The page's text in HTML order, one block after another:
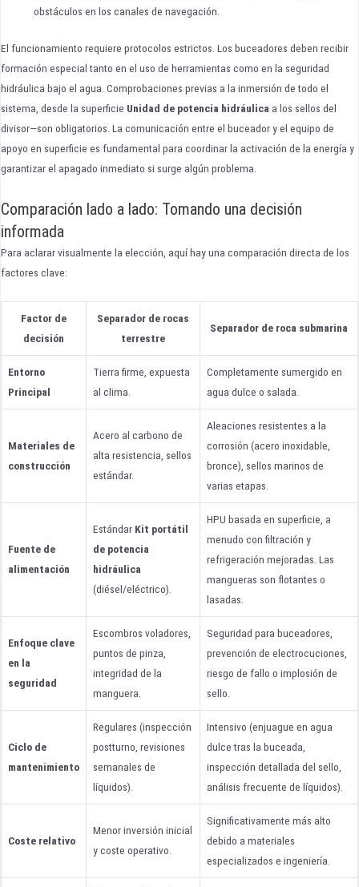
obstáculos en los canales de navegación.
El funcionamiento requiere protocolos estrictos. Los buceadores deben recibir
formación especial tanto en el uso de herramientas como en la seguridad
hidráulica bajo el agua. Comprobaciones previas a la inmersión de todo el
sistema, desde la superficie Unidad de potencia hidráulica a los sellos del
divisor—son obligatorios. La comunicación entre el buceador y el equipo de
apoyo en superficie es fundamental para coordinar la activación de la energía y
garantizar el apagado inmediato si surge algún problema.
Comparación lado a lado: Tomando una decisión
informada
Para aclarar visualmente la elección, aquí hay una comparación directa de los
factores clave:
Factor de
decisión
Separador de rocas
terrestre
Separador de roca submarina
Entorno
Principal
Tierra firme, expuesta
al clima.
Completamente sumergido en
agua dulce o salada.
Materiales de
construcción
Acero al carbono de
alta resistencia, sellos
estándar.
Aleaciones resistentes a la
corrosión (acero inoxidable,
bronce), sellos marinos de
varias etapas.
Fuente de
alimentación
Estándar Kit portátil
de potencia
hidráulica
(diésel/eléctrico).
HPU basada en superficie, a
menudo con filtración y
refrigeración mejoradas. Las
mangueras son flotantes o
lasadas.
Enfoque clave
en la
seguridad
Escombros voladores,
puntos de pinza,
integridad de la
manguera.
Seguridad para buceadores,
prevención de electrocuciones,
riesgo de fallo o implosión de
sello.
Ciclo de
mantenimiento
Regulares (inspección
postturno, revisiones
semanales de
líquidos).
Intensivo (enjuague en agua
dulce tras la buceada,
inspección detallada del sello,
análisis frecuente de líquidos).
Coste relativo
Menor inversión inicial
y coste operativo.
Significativamente más alto
debido a materiales
especializados e ingeniería.